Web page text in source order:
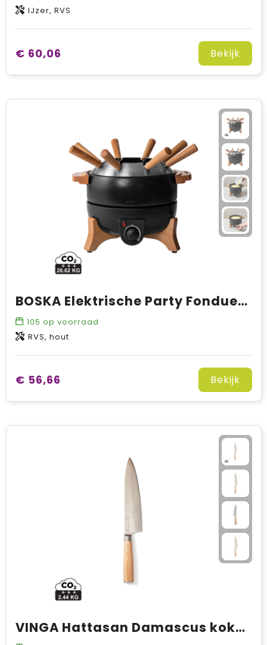
IJzer, RVS
€ 60,06 Bekijk
BOSKA Elektrische Party Fondueset - 2,3 l (EU-type F)
105 op voorraad
RVS, hout
€ 56,66 Bekijk
VINGA Hattasan Damascus koksmes